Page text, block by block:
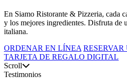
En Siamo Ristorante & Pizzeria, cada
y los mejores ingredientes. Disfruta de
italiana.
ORDENAR EN LÍNEA
TARJETA DE REGALO DIGITAL
Scroll
Testimonios